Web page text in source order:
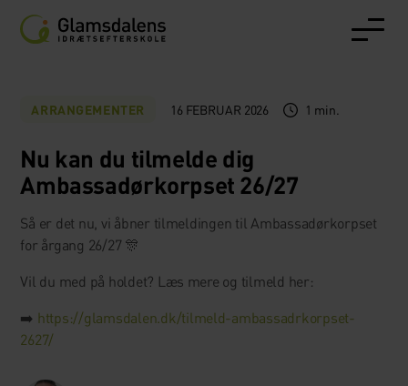
ARRANGEMENTER 16 FEBRUAR 2026 1 min.
Nu kan du tilmelde dig
Ambassadørkorpset 26/27
Så er det nu, vi åbner tilmeldingen til Ambassadørkorpset
for årgang 26/27 🎊
Vil du med på holdet? Læs mere og tilmeld her:
➡️ https://glamsdalen.dk/tilmeld-ambassadrkorpset-
2627/